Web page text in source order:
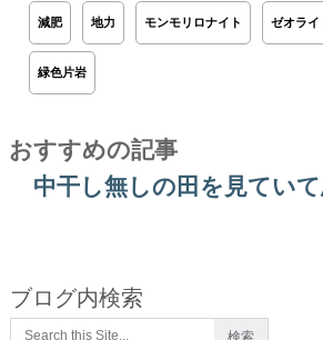
減肥 地力 モンモリロナイト ゼオライ
緑色片岩
おすすめの記事
中干し無しの田を見てい
ブログ内検索